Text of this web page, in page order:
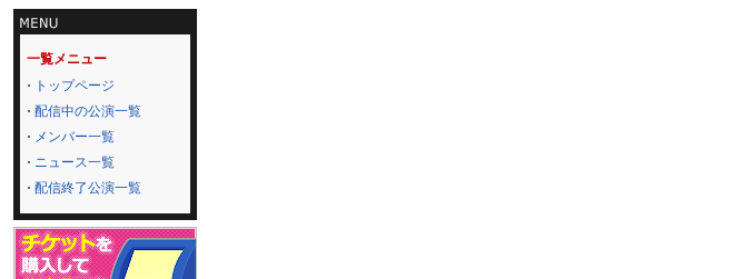
一覧メニュー
トップページ
配信中の公演一覧
メンバー一覧
ニュース一覧
配信終了公演一覧